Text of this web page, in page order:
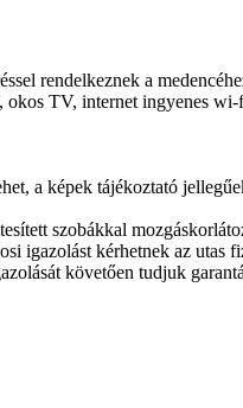
rendelkeznek a
TV, internet ingyenes
a képek tájékoztató
szobákkal
igazolást kérhetnek az
követően tudjuk